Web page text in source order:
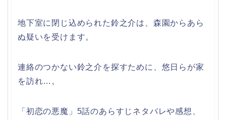
地下室に閉じ込められた鈴之介は、森園からあら
ぬ疑いを受けます。
連絡のつかない鈴之介を探すために、悠日らが家
を訪れ…。
「初恋の悪魔」5話のあらすじネタバレや感想、